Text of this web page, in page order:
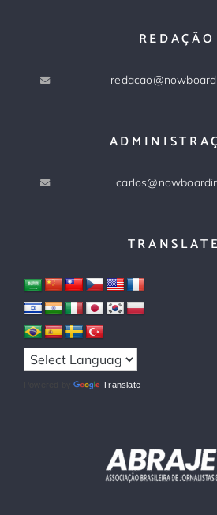
REDAÇÃO
Powered by Translate